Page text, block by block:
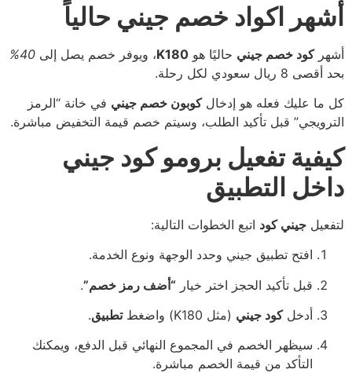
أشهر اكواد خصم جيني حالياً
أشهركود خصم جيني حاليًا هو K180، ويوفر خصم يصل إلى 40%
بحد أقصى 8 ريال سعودي لكل رحلة.
كل ما عليك فعله هو إدخالكوبون خصم جيني في خانة “الرمز
الترويجي” قبل تأكيد الطلب، وسيتم خصم قيمة التخفيض مباشرة.
كيفية تفعيل برومو كود جيني
داخل التطبيق
لتفعيل جيني كود اتبع الخطوات التالية:
افتح تطبيق جيني وحدد الوجهة ونوع الخدمة.
قبل تأكيد الحجز اختر خيار “أضف رمز خصم”.
أدخلكود جيني (مثل K180) واضغط تطبيق.
سيظهر الخصم في المجموع النهائي قبل الدفع، ويمكنك
التأكد من قيمة الخصم مباشرة.